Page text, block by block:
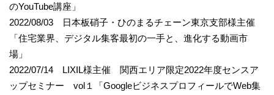
のYouTube講座」
2022/08/03 日本板硝子・ひのまるチェーン東京支部様主催
「住宅業界、デジタル集客最初の一手と、進化する動画市
場」
2022/07/14 LIXIL様主催 関西エリア限定2022年度センスア
ップセミナー vol１「GoogleビジネスプロフィールでWeb集